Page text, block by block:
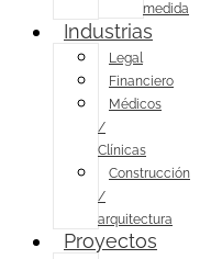
medida
Industrias
Legal
Financiero
Médicos
/
Clínicas
Construcción
/
arquitectura
Proyectos